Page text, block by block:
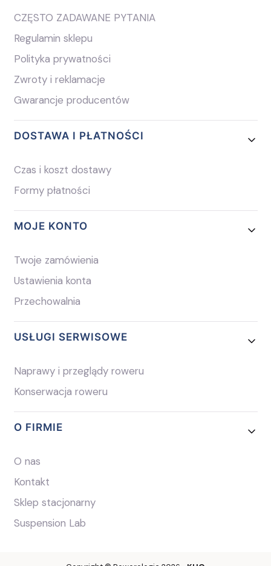
CZĘSTO ZADAWANE PYTANIA
Regulamin sklepu
Polityka prywatności
Zwroty i reklamacje
Gwarancje producentów
DOSTAWA I PŁATNOŚCI
Czas i koszt dostawy
Formy płatności
MOJE KONTO
Twoje zamówienia
Ustawienia konta
Przechowalnia
USŁUGI SERWISOWE
Naprawy i przeglądy roweru
Konserwacja roweru
O FIRMIE
O nas
Kontakt
Sklep stacjonarny
Suspension Lab